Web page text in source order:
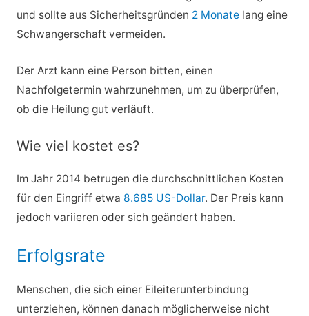
und sollte aus Sicherheitsgründen 2 Monatelang eine
Schwangerschaft vermeiden.
Der Arzt kann eine Person bitten, einen
Nachfolgetermin wahrzunehmen, um zu überprüfen,
ob die Heilung gut verläuft.
Wie viel kostet es?
Im Jahr 2014 betrugen die durchschnittlichen Kosten
für den Eingriff etwa 8.685 US-Dollar. Der Preis kann
jedoch variieren oder sich geändert haben.
Erfolgsrate
Menschen, die sich einer Eileiterunterbindung
unterziehen, können danach möglicherweise nicht